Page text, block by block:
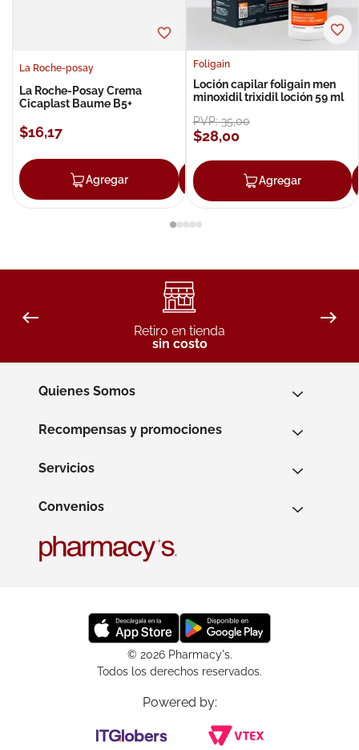
La Roche-posay
La Roche-Posay Crema
Cicaplast Baume B5+
$16,17
Agregar Agregar
Foligain
Loción capilar foligain men
minoxidil trixidil loción 59 ml
PVP:35,00
$28,00
Agregar
Retiro en tienda
sin costo
Quienes Somos
Recompensas y promociones
Servicios
Convenios
© 2026 Pharmacy's.
Todos los derechos reservados.
Powered by: